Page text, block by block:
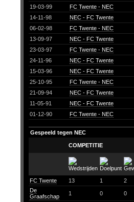
19-03-99
FC Twente - NEC
14-11-98
NEC - FC Twente
06-02-98
FC Twente - NEC
13-09-97
NEC - FC Twente
23-03-97
FC Twente - NEC
24-11-96
NEC - FC Twente
15-03-96
NEC - FC Twente
25-10-95
FC Twente - NEC
21-09-94
NEC - FC Twente
11-05-91
NEC - FC Twente
01-12-90
FC Twente - NEC
Gespeeld tegen NEC
COMPETITIE
FC Twente 13 1 2
De
Graafschap
1 0 0